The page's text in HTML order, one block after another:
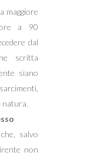
maggiore
a 90
dal
scritta
siano
natura.
salvo
non